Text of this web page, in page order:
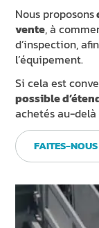
Nous proposons
vente, à
d’inspection,
l’équipement.
Si cela est
possible
achetés au-
FAITES-